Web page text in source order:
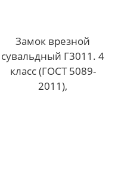
Замок врезной
сувальдный Г3011. 4
класс (ГОСТ 5089-
2011),